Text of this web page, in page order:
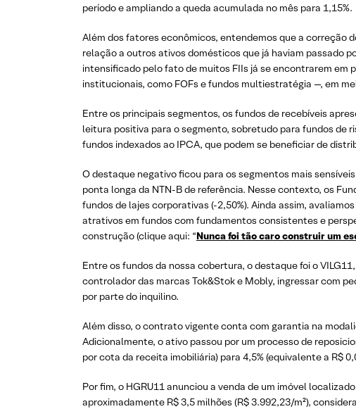
período e ampliando a queda acumulada no mês para 1,15%.
Além dos fatores econômicos, entendemos que a correção
relação a outros ativos domésticos que já haviam passado
intensificado pelo fato de muitos FIIs já se encontrarem
institucionais, como FOFs e fundos multiestratégia —, em
Entre os principais segmentos, os fundos de recebíveis
leitura positiva para o segmento, sobretudo para fundos de
fundos indexados ao IPCA, que podem se beneficiar de
O destaque negativo ficou para os segmentos mais
ponta longa da NTN-B de referência. Nesse contexto, os
fundos de lajes corporativas (-2,50%). Ainda assim,
atrativos em fundos com fundamentos consistentes e
construção (clique aqui: “Nunca foi tão caro construir um
Entre os fundos da nossa cobertura, o destaque foi o
controlador das marcas Tok&Stok e Mobly, ingressar com
por parte do inquilino.
Além disso, o contrato vigente conta com garantia na
Adicionalmente, o ativo passou por um processo de
por cota da receita imobiliária) para 4,5% (equivalente a R$
Por fim, o HGRU11 anunciou a venda de um imóvel
aproximadamente R$ 3,5 milhões (R$ 3.992,23/m²),